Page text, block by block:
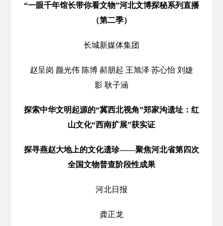
“一眼千年馆长带你看文物”河北文博探秘系列直播
（第二季）
长城新媒体集团
赵呈岗 颜光伟 陈博 郝朋起 王旭泽 苏心怡 刘婕
影 耿子涵
探索中华文明起源的“冀西北视角”郑家沟遗址：红
山文化“西南扩展”获实证
探寻燕赵大地上的文化遗珍——聚焦河北省第四次
全国文物普查阶段性成果
河北日报
龚正龙